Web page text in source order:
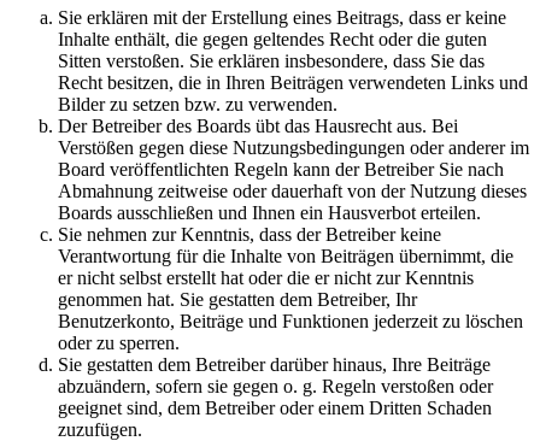
Sie erklären mit der Erstellung eines Beitrags, dass er keine
Inhalte enthält, die gegen geltendes Recht oder die guten
Sitten verstoßen. Sie erklären insbesondere, dass Sie das
Recht besitzen, die in Ihren Beiträgen verwendeten Links und
Bilder zu setzen bzw. zu verwenden.
Der Betreiber des Boards übt das Hausrecht aus. Bei
Verstößen gegen diese Nutzungsbedingungen oder anderer im
Board veröffentlichten Regeln kann der Betreiber Sie nach
Abmahnung zeitweise oder dauerhaft von der Nutzung dieses
Boards ausschließen und Ihnen ein Hausverbot erteilen.
Sie nehmen zur Kenntnis, dass der Betreiber keine
Verantwortung für die Inhalte von Beiträgen übernimmt, die
er nicht selbst erstellt hat oder die er nicht zur Kenntnis
genommen hat. Sie gestatten dem Betreiber, Ihr
Benutzerkonto, Beiträge und Funktionen jederzeit zu löschen
oder zu sperren.
Sie gestatten dem Betreiber darüber hinaus, Ihre Beiträge
abzuändern, sofern sie gegen o. g. Regeln verstoßen oder
geeignet sind, dem Betreiber oder einem Dritten Schaden
zuzufügen.